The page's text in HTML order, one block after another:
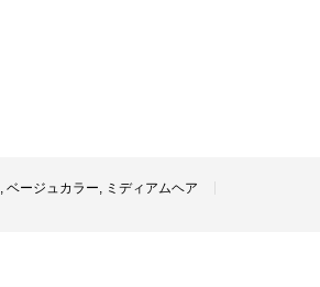
ベージュカラー
ミディアムヘア